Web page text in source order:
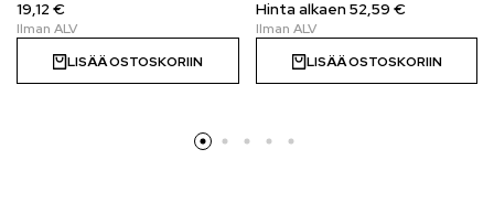
19,12 €
LISÄÄ OSTOSKORIIN
Hinta alkaen 52,59 €
LISÄÄ OSTOSKORIIN